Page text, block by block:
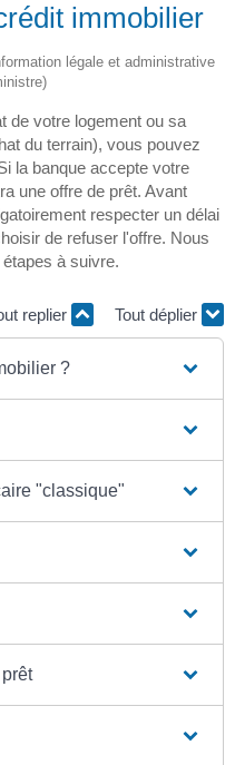
immobilier
légale et administrative
de votre logement ou sa
du terrain), vous pouvez
la banque accepte votre
une offre de prêt. Avant
respecter un délai
de refuser l'offre. Nous
à suivre.
replier Tout déplier
?
"classique"